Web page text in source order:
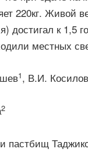
220кг. Живой
достигал к 1,5
местных
1, В.И. Косилов
2
пастбищ